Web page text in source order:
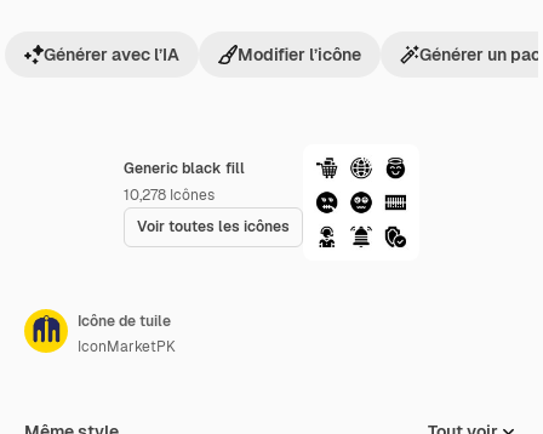
Generic black fill
10,278 Icônes
Voir toutes les icônes
Générer avec l’IA Modifier l’icône Générer un
Icône de tuile
IconMarketPK